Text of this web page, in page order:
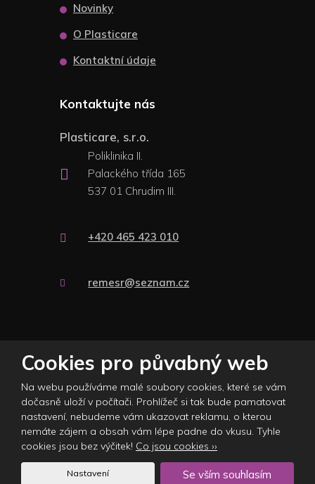
Novinky
O Plasticare
Kontaktní údaje
Kontaktujte nás
Plasticare, s.r.o.
Poliklinika II.
Palackého třída 165
537 01 Chrudim III.
+420 465 423 010
remesr@seznam.cz
Mapa stránek|Podmínky použití| Nastavení cookies
Tento web je chráněn pomocí Google ReCAPTCHA a platí pro něj
zásady ochrany osobních údajů a smluvní podmínky
společnosti Google.
Časté dotazy Napište hodnocení
Cookies pro půvabný web
Na webu používáme malé soubory cookies, které se vám
dočasně uloží v počítači. Prohlížeč si tak bude pamatovat
nastavení, nebudeme vám ukazovat reklamu, o kterou
nemáte zájem a obsah vám lépe padne do vkusu. Tyhle
cookies jsou bez výčitek! Co jsou cookies ››
Nastavení Se vším souhlasím